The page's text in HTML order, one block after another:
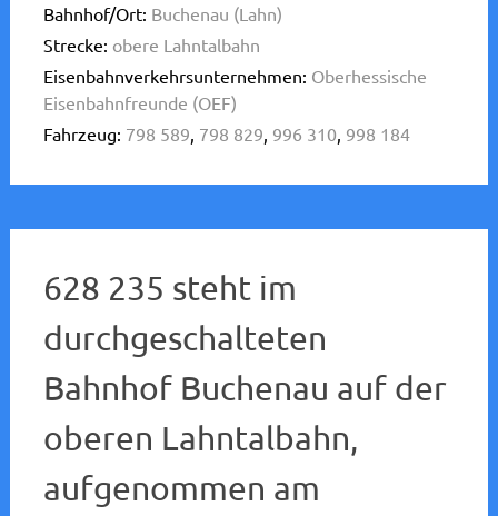
Bahnhof/Ort: Buchenau (Lahn)
Strecke: obere Lahntalbahn
Eisenbahnverkehrsunternehmen: Oberhessische
Eisenbahnfreunde (OEF)
Fahrzeug: 798 589 798 829 996 310 998 184
628 235 steht im
durchgeschalteten
Bahnhof Buchenau auf der
oberen Lahntalbahn,
aufgenommen am